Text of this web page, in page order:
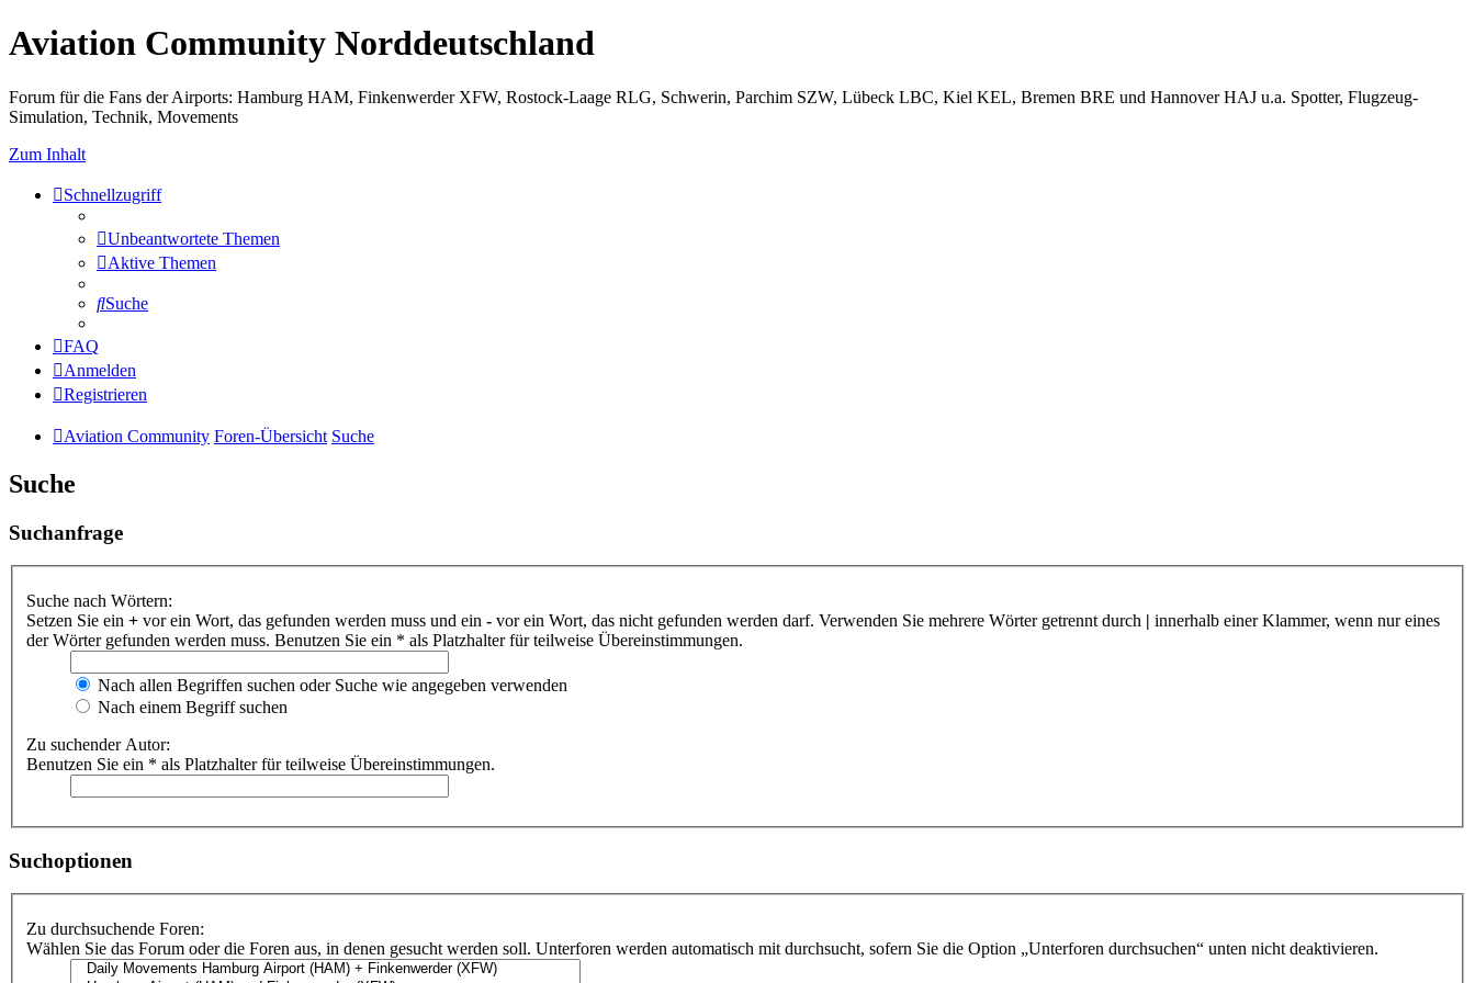
Aviation Community Norddeutschland
Forum für die Fans der Airports: Hamburg HAM, Finkenwerder XFW, Rostock-Laage RLG, Schwerin, Parchim SZW, Lübeck LBC, Kiel KEL, Bremen BRE und Hannover HAJ u.a. Spotter, Flugzeug-
Simulation, Technik, Movements
Zum Inhalt
Schnellzugriff
Unbeantwortete Themen
Aktive Themen
Suche
FAQ
Anmelden
Registrieren
Aviation Community Foren-Übersicht Suche
Suche
Suchanfrage
Suche nach Wörtern:
Setzen Sie ein + vor ein Wort, das gefunden werden muss und ein - vor ein Wort, das nicht gefunden werden darf. Verwenden Sie mehrere Wörter getrennt durch | innerhalb einer Klammer, wenn nur eines
der Wörter gefunden werden muss. Benutzen Sie ein * als Platzhalter für teilweise Übereinstimmungen.
Nach allen Begriffen suchen oder Suche wie angegeben verwenden
Nach einem Begriff suchen
Zu suchender Autor:
Benutzen Sie ein * als Platzhalter für teilweise Übereinstimmungen.
Suchoptionen
Zu durchsuchende Foren:
Wählen Sie das Forum oder die Foren aus, in denen gesucht werden soll. Unterforen werden automatisch mit durchsucht, sofern Sie die Option „Unterforen durchsuchen“ unten nicht deaktivieren.